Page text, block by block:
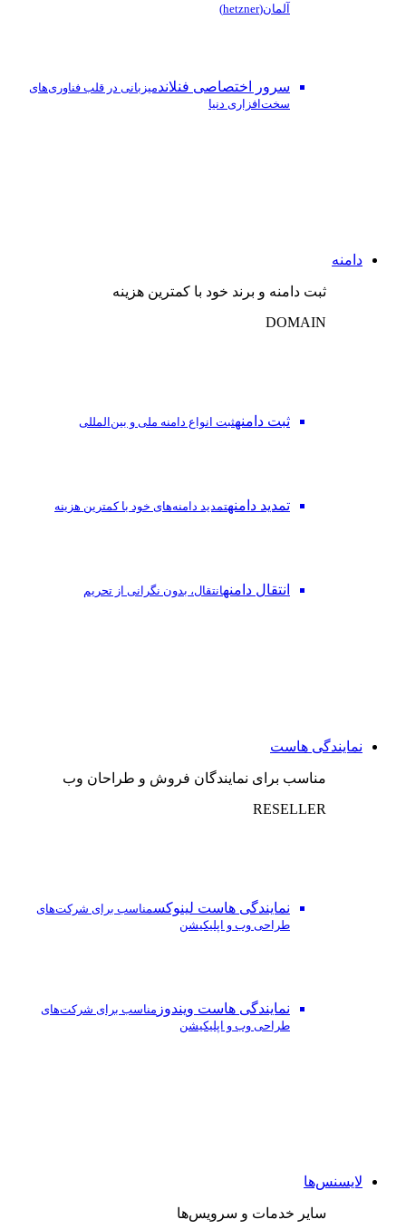
آلمان(hetzner)
سرور اختصاصی فنلاندمیزبانی در قلب فناوری‌های
سخت‌افزاری دنیا
دامنه
ثبت دامنه و برند خود با کمترین هزینه
DOMAIN
ثبت دامنهثبت انواع دامنه ملی و بین‌المللی
تمدید دامنهتمدید دامنه‌های خود با کمترین هزینه
انتقال دامنهانتقال، بدون نگرانی از تحریم
نمایندگی هاست
مناسب برای نمایندگان فروش و طراحان وب
RESELLER
نمایندگی هاست لینوکسمناسب برای شرکت‌های
طراحی وب و اپلیکیشن
نمایندگی هاست ویندوز مناسب برای شرکت‌های
طراحی وب و اپلیکیشن
لایسنس‌ها
سایر خدمات و سرویس‌ها